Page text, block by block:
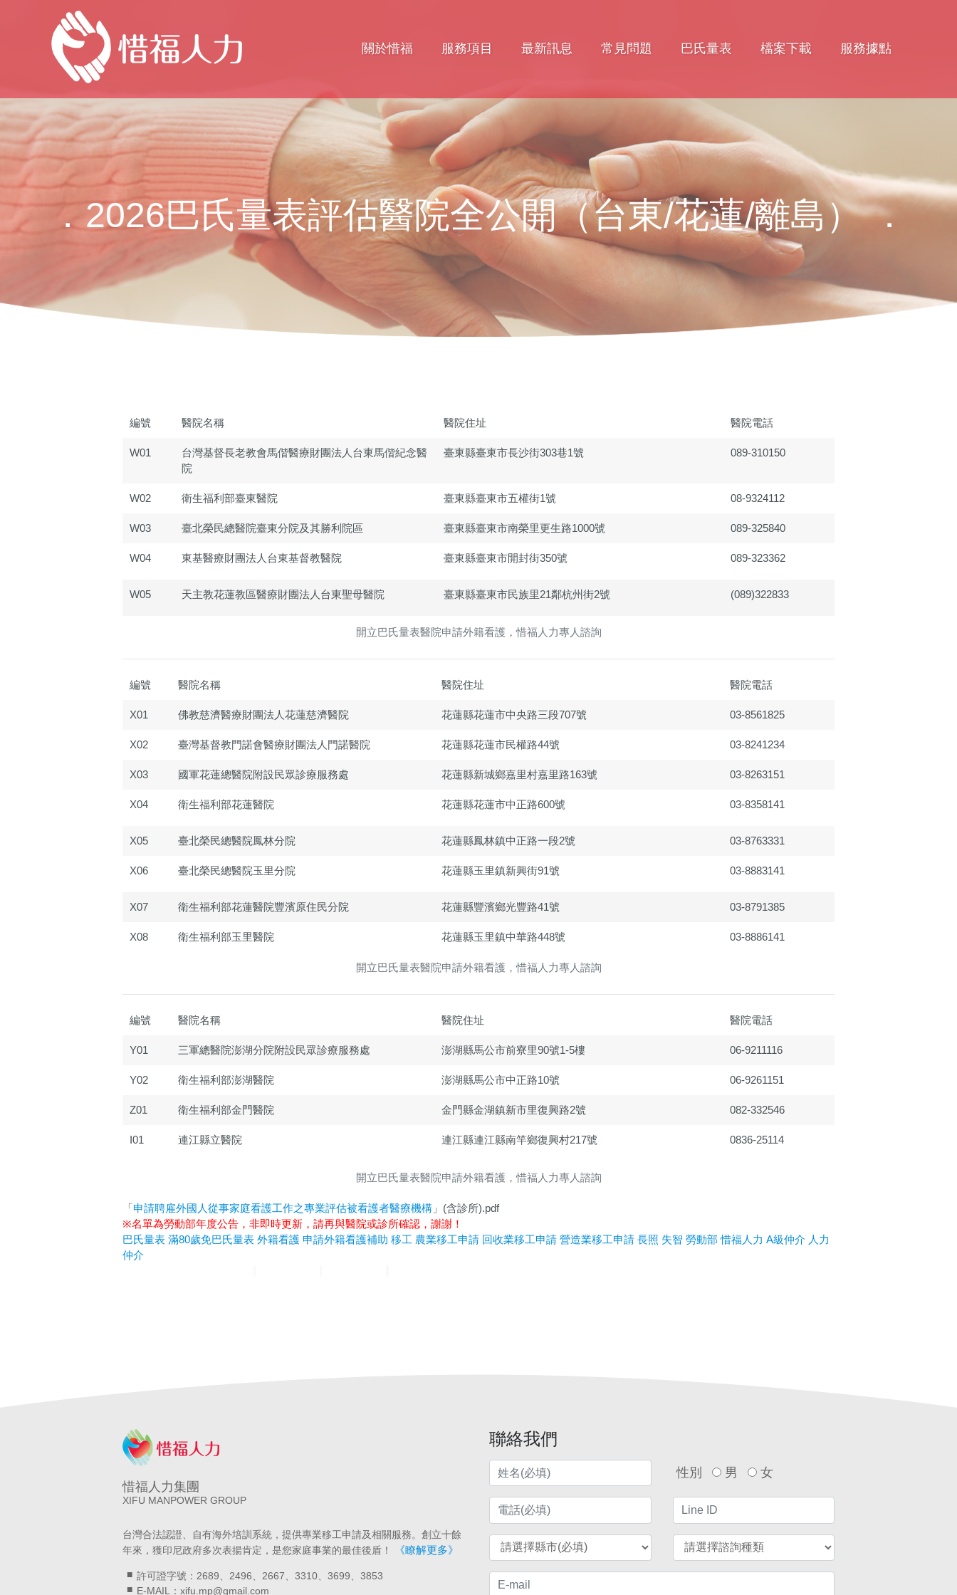
關於惜福 服務項目 最新訊息 常見問題 巴氏量表 檔案下載 服務據點
．2026巴氏量表評估醫院全公開（台東/花蓮/離島） ．
開立巴氏量表醫院申請外籍看護，惜福人力專人諮詢
編號 醫院名稱 醫院住址 醫院電話
W01
台灣基督長老教會馬偕醫療財團法人台東馬偕紀念醫
院
臺東縣臺東市長沙街303巷1號 089-310150
W02 衛生福利部臺東醫院 臺東縣臺東市五權街1號 08-9324112
W03 臺北榮民總醫院臺東分院及其勝利院區 臺東縣臺東市南榮里更生路1000號 089-325840
W04 東基醫療財團法人台東基督教醫院 臺東縣臺東市開封街350號 089-323362
W05 天主教花蓮教區醫療財團法人台東聖母醫院 臺東縣臺東市民族里21鄰杭州街2號 (089)322833
開立巴氏量表醫院申請外籍看護，惜福人力專人諮詢
編號 醫院名稱 醫院住址 醫院電話
X01 佛教慈濟醫療財團法人花蓮慈濟醫院 花蓮縣花蓮市中央路三段707號 03-8561825
X02 臺灣基督教門諾會醫療財團法人門諾醫院 花蓮縣花蓮市民權路44號 03-8241234
X03 國軍花蓮總醫院附設民眾診療服務處 花蓮縣新城鄉嘉里村嘉里路163號 03-8263151
X04 衛生福利部花蓮醫院 花蓮縣花蓮市中正路600號 03-8358141
X05 臺北榮民總醫院鳳林分院 花蓮縣鳳林鎮中正路一段2號 03-8763331
X06 臺北榮民總醫院玉里分院 花蓮縣玉里鎮新興街91號 03-8883141
X07 衛生福利部花蓮醫院豐濱原住民分院 花蓮縣豐濱鄉光豐路41號 03-8791385
X08 衛生福利部玉里醫院 花蓮縣玉里鎮中華路448號 03-8886141
開立巴氏量表醫院申請外籍看護，惜福人力專人諮詢
編號 醫院名稱 醫院住址 醫院電話
Y01 三軍總醫院澎湖分院附設民眾診療服務處 澎湖縣馬公市前寮里90號1-5樓 06-9211116
Y02 衛生福利部澎湖醫院 澎湖縣馬公市中正路10號 06-9261151
Z01 衛生福利部金門醫院 金門縣金湖鎮新市里復興路2號 082-332546
I01 連江縣立醫院 連江縣連江縣南竿鄉復興村217號 0836-25114
「申請聘雇外國人從事家庭看護工作之專業評估被看護者醫療機構 」(含診所).pdf
※名單為勞動部年度公告，非即時更新，請再與醫院或診所確認，謝謝！
巴氏量表 滿80歲免巴氏量表 外籍看護 申請外籍看護補助 移工 農業移工申請 回收業移工申請 營造業移工申請 長照 失智 勞動部 惜福人力 A級仲介 人力
仲介
惜福人力集團
XIFU MANPOWER GROUP
台灣合法認證、自有海外培訓系統，提供專業移工申請及相關服務。創立十餘
年來，獲印尼政府多次表揚肯定，是您家庭事業的最佳後盾！
《瞭解更多》
許可證字號：2689、2496、2667、3310、3699、3853
E-MAIL：xifu.mp@gmail.com
聯絡我們
性別 男 女